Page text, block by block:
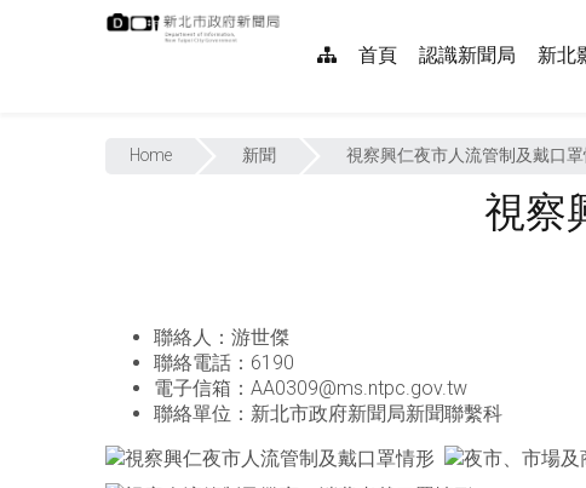
首頁 認識新聞局 新北
Home 新聞 視察興仁夜市人流管制及戴口
視察
聯絡人：游世傑
聯絡電話：6190
電子信箱：AA0309@ms.ntpc.gov.tw
聯絡單位：新北市政府新聞局新聞聯繫科